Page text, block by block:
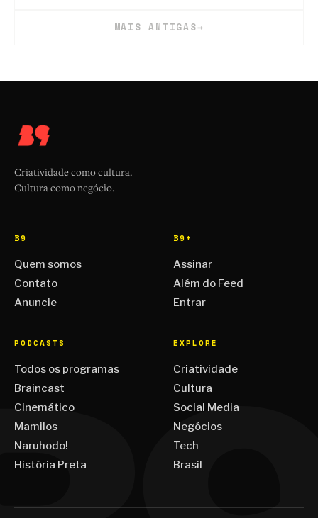
MAIS ANTIGAS→
Criatividade como cultura.
Cultura como negócio.
B9
Quem somos
Contato
Anuncie
B9+
Assinar
Além do Feed
Entrar
PODCASTS
Todos os programas
Braincast
Cinemático
Mamilos
Naruhodo!
História Preta
EXPLORE
Criatividade
Cultura
Social Media
Negócios
Tech
Brasil